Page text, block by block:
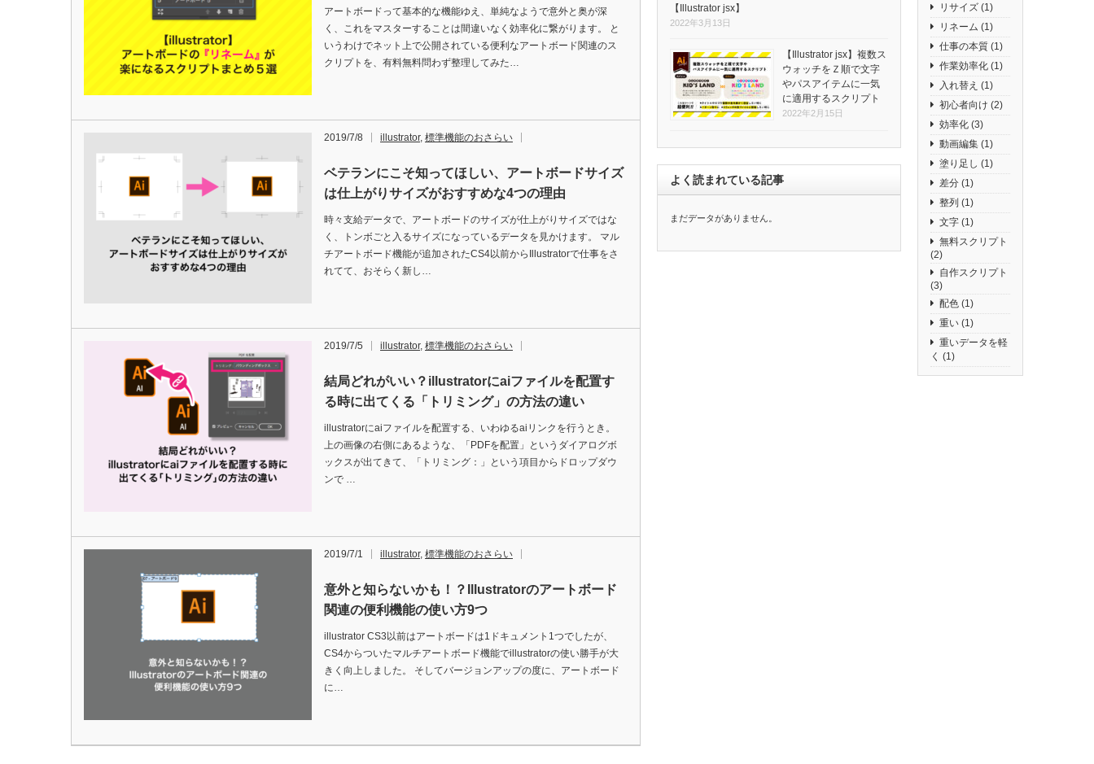
アートボードって基本的な機能ゆえ、単純なようで意外と奥が深
く、これをマスターすることは間違いなく効率化に繋がります。 と
いうわけでネット上で公開されている便利なアートボード関連のス
クリプトを、有料無料問わず整理してみた…
2019/7/8 illustrator, 標準機能のおさらい
ベテランにこそ知ってほしい、アートボードサイズ
は仕上がりサイズがおすすめな4つの理由
時々支給データで、アートボードのサイズが仕上がりサイズではな
く、トンボごと入るサイズになっているデータを見かけます。 マル
チアートボード機能が追加されたCS4以前からIllustratorで仕事をさ
れてて、おそらく新し…
2019/7/5 illustrator, 標準機能のおさらい
結局どれがいい？illustratorにaiファイルを配置す
る時に出てくる「トリミング」の方法の違い
illustratorにaiファイルを配置する、いわゆるaiリンクを行うとき。
上の画像の右側にあるような、「PDFを配置」というダイアログボ
ックスが出てきて、「トリミング：」という項目からドロップダウ
ンで …
2019/7/1 illustrator, 標準機能のおさらい
意外と知らないかも！？Illustratorのアートボード
関連の便利機能の使い方9つ
illustrator CS3以前はアートボードは1ドキュメント1つでしたが、
CS4からついたマルチアートボード機能でillustratorの使い勝手が大
きく向上しました。 そしてバージョンアップの度に、アートボード
に…
【Illustrator jsx】
2022年3月13日
【Illustrator jsx】複数ス
ウォッチをＺ順で文字
やパスアイテムに一気
に適用するスクリプト
2022年2月15日
よく読まれている記事
まだデータがありません。
リサイズ (1)
リネーム (1)
仕事の本質 (1)
作業効率化 (1)
入れ替え (1)
初心者向け (2)
効率化 (3)
動画編集 (1)
塗り足し (1)
差分 (1)
整列 (1)
文字 (1)
無料スクリプト
(2)
自作スクリプト
(3)
配色 (1)
重い (1)
重いデータを軽
く (1)